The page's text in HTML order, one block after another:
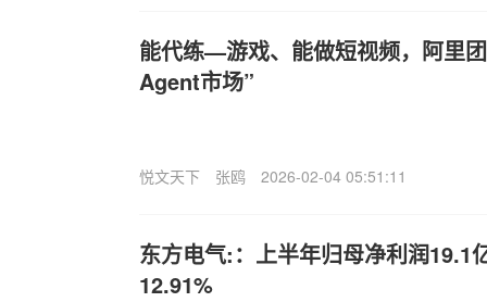
能代练—游戏、能做短视频，阿里
Agent市场”
悦文天下 张鸥 2026-02-04 05:51:11
东方电气:：上半年归母净利润19.1
12.91%